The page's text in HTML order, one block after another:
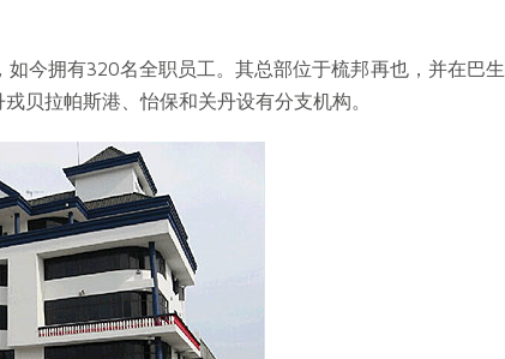
今拥有320名全职员工。其总部位于梳邦再也，并在巴生
贝拉帕斯港、怡保和关丹设有分支机构。